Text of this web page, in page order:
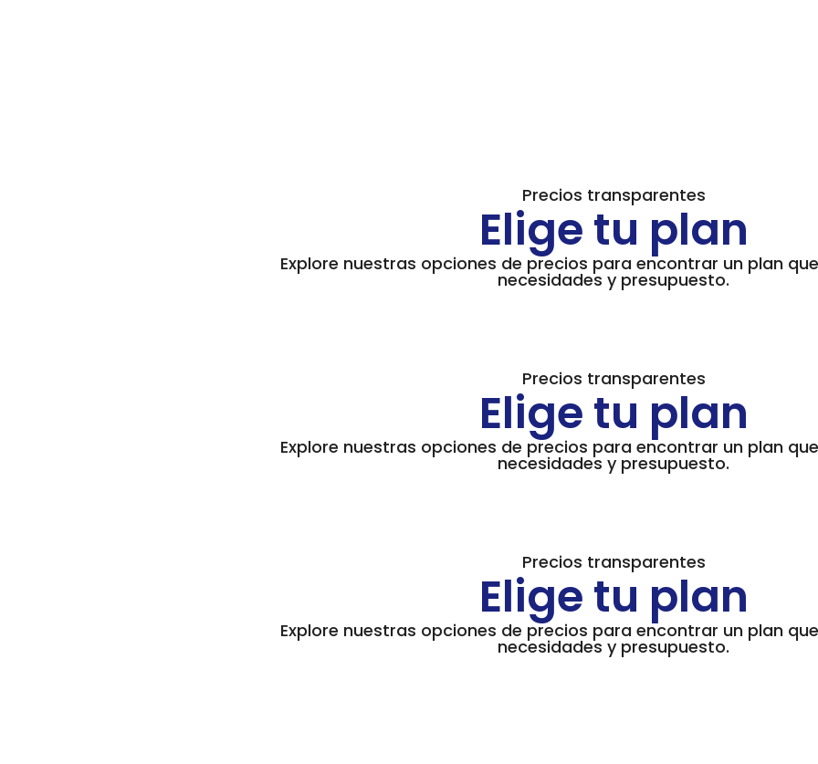
Precios transparentes
Elige tu plan
Explore nuestras opciones de precios para encontrar un plan
necesidades y presupuesto.
Precios transparentes
Elige tu plan
Explore nuestras opciones de precios para encontrar un plan
necesidades y presupuesto.
Precios transparentes
Elige tu plan
Explore nuestras opciones de precios para encontrar un plan
necesidades y presupuesto.